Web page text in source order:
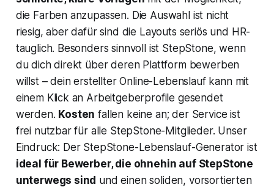
die Farben anzupassen. Die Auswahl ist nicht
riesig, aber dafür sind die Layouts seriös und HR-
tauglich. Besonders sinnvoll ist StepStone, wenn
du dich direkt über deren Plattform bewerben
willst – dein erstellter Online-Lebenslauf kann mit
einem Klick an Arbeitgeberprofile gesendet
werden. Kosten fallen keine an; der Service ist
frei nutzbar für alle StepStone-Mitglieder. Unser
Eindruck: Der StepStone-Lebenslauf-Generator ist
ideal für Bewerber, die ohnehin auf StepStone
unterwegs sind und einen soliden, vorsortierten